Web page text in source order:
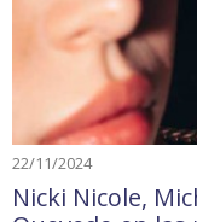
22/11/2024
Nicki Nicole,